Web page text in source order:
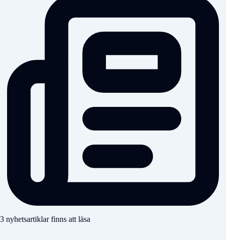
3 nyhetsartiklar finns att läsa